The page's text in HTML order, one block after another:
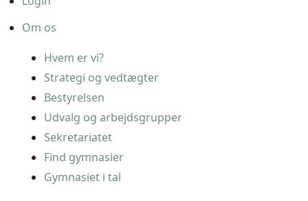
Om os
Hvem er vi?
Strategi og vedtægter
Bestyrelsen
Udvalg og arbejdsgrupper
Sekretariatet
Find gymnasier
Gymnasiet i tal